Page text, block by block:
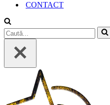
CONTACT
Caută...